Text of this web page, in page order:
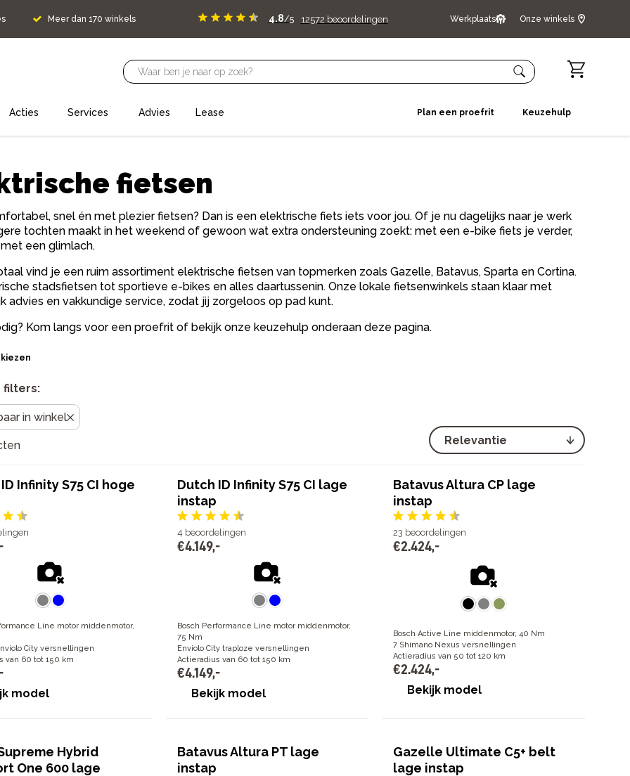
Meer dan 170 winkels 4.8/5 12572 beoordelingen Werkplaats Onze winkels
Acties Services Advies Lease Plan een proefrit Keuzehulp
fietsen
snel én met plezier fietsen? Dan is een elektrische fiets iets voor jou. Of je nu dagelijks naar je werk
tochten maakt in het weekend of gewoon wat extra ondersteuning zoekt: met een e-bike fiets je verder,
een glimlach.
vind je een ruim assortiment elektrische fietsen van topmerken zoals Gazelle, Batavus, Sparta en Cortina.
stadsfietsen tot sportieve e-bikes en alles daartussenin. Onze lokale fietsenwinkels staan klaar met
advies en vakkundige service, zodat jij zorgeloos op pad kunt.
Kom langs voor een proefrit of bekijk onze keuzehulp onderaan deze pagina.
kiezen
filters:
in winkel
Infinity S75 CI hoge
-
Line motor middenmotor,
City versnellingen
van 60 tot 150 km
-
model
Dutch ID Infinity S75 CI lage
instap
4 beoordelingen
€4.149,-
Bosch Performance Line motor middenmotor,
75 Nm
Enviolo City traploze versnellingen
Actieradius van 60 tot 150 km
€4.149,-
Bekijk model
Batavus Altura CP lage
instap
23 beoordelingen
€2.424,-
Bosch Active Line middenmotor, 40 Nm
7 Shimano Nexus versnellingen
Actieradius van 50 tot 120 km
€2.424,-
Bekijk model
Hybrid
One 600 lage
Batavus Altura PT lage
instap
Gazelle Ultimate C5+ belt
lage instap